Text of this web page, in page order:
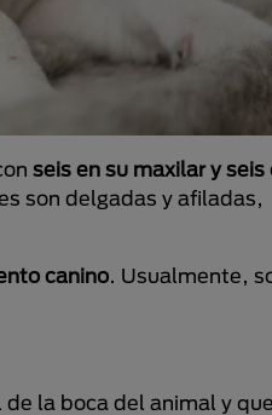
seis en su maxilar y seis
son delgadas y afiladas,
canino. Usualmente,
la boca del animal y que